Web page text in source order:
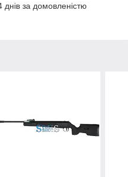
за домовленістю